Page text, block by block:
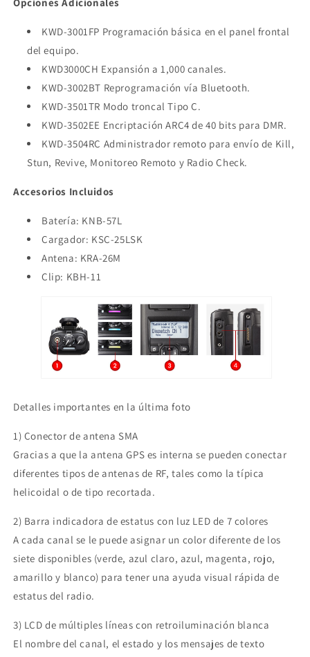
KWD-3001FP Programación básica en el panel frontal
del equipo.
KWD3000CH Expansión a 1,000 canales.
KWD-3002BT Reprogramación vía Bluetooth.
KWD-3501TR Modo troncal Tipo C.
KWD-3502EE Encriptación ARC4 de 40 bits para DMR.
KWD-3504RC Administrador remoto para envío de Kill,
Stun, Revive, Monitoreo Remoto y Radio Check.
Accesorios Incluidos
Batería: KNB-57L
Cargador: KSC-25LSK
Antena: KRA-26M
Clip: KBH-11
Detalles importantes en la última foto
1) Conector de antena SMA
Gracias a que la antena GPS es interna se pueden conectar
diferentes tipos de antenas de RF, tales como la típica
helicoidal o de tipo recortada.
2) Barra indicadora de estatus con luz LED de 7 colores
A cada canal se le puede asignar un color diferente de los
siete disponibles (verde, azul claro, azul, magenta, rojo,
amarillo y blanco) para tener una ayuda visual rápida de
estatus del radio.
3) LCD de múltiples líneas con retroiluminación blanca
El nombre del canal, el estado y los mensajes de texto